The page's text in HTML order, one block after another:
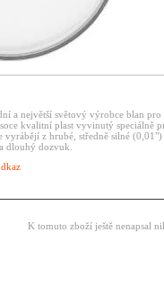
a největší světový výrobce blan
kvalitní plast vyvinutý speciálně
vyrábějí z hrubé, středně silné
dlouhý dozvuk.
K tomuto zboží ještě nenapsal